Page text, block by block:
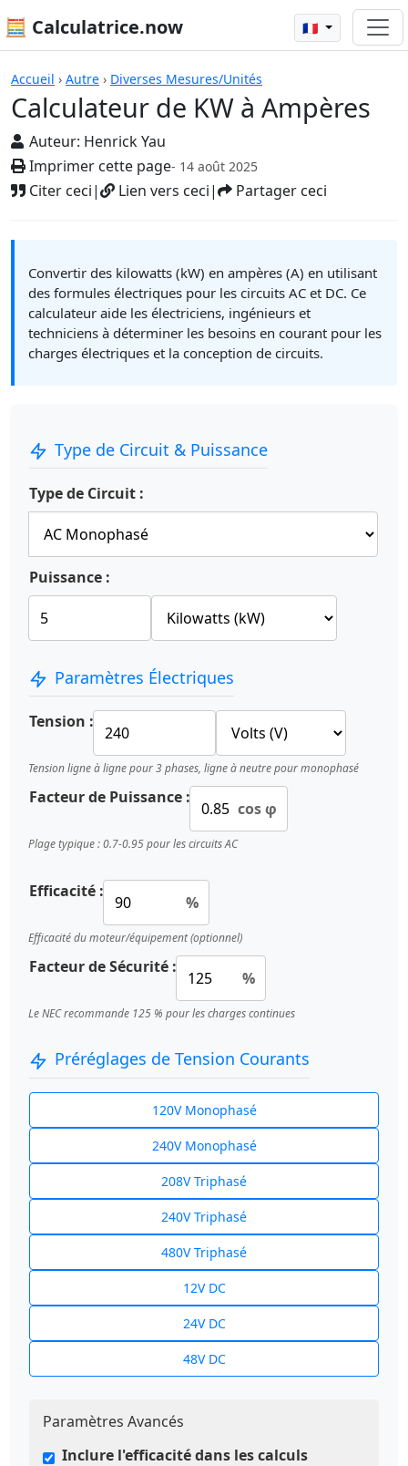
🧮 Calculatrice.now 🇫🇷
Accueil › Autre › Diverses Mesures/Unités
Calculateur de KW à Ampères
Auteur: Henrick Yau
Imprimer cette page- 14 août 2025
Citer ceci| Lien vers ceci| Partager ceci
Calculatrices
Convertir des kilowatts (kW) en ampères (A) en utilisant
des formules électriques pour les circuits AC et DC. Ce
calculateur aide les électriciens, ingénieurs et
techniciens à déterminer les besoins en courant pour les
charges électriques et la conception de circuits.
Type de Circuit & Puissance
Type de Circuit :
Puissance :
Paramètres Électriques
Tension :
Tension ligne à ligne pour 3 phases, ligne à neutre pour monophasé
Facteur de Puissance :
cos φ
Plage typique : 0.7-0.95 pour les circuits AC
Efficacité :
%
Efficacité du moteur/équipement (optionnel)
Facteur de Sécurité :
%
Le NEC recommande 125 % pour les charges continues
Préréglages de Tension Courants
120V Monophasé
240V Monophasé
208V Triphasé
240V Triphasé
480V Triphasé
12V DC
24V DC
48V DC
Paramètres Avancés
Inclure l'efficacité dans les calculs